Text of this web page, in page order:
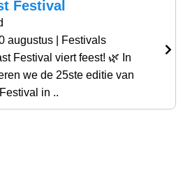
Festival
augustus | Festivals
Festival viert feest! 🌿 In
we de 25ste editie van
in ..